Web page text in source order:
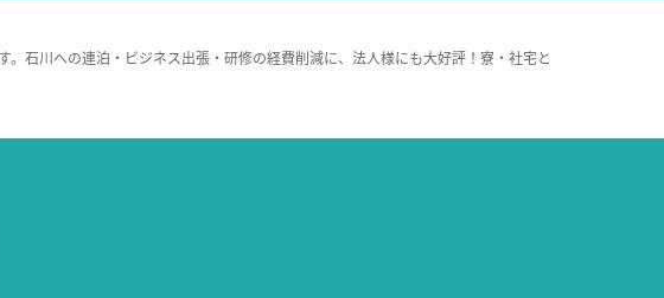
石川への連泊・ビジネス出張・研修の経費削減に、法人様にも大好評！寮・社宅と